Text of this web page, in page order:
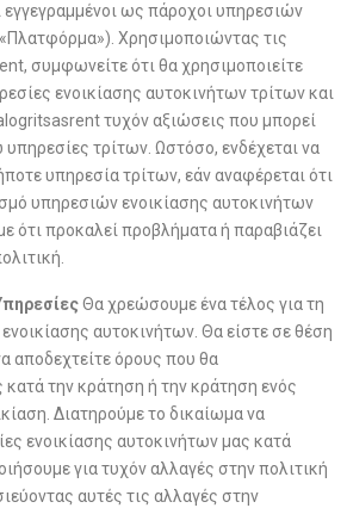
εγγεγραμμένοι ως πάροχοι υπηρεσιών
Χρησιμοποιώντας τις
συμφωνείτε ότι θα χρησιμοποιείτε
ενοικίασης αυτοκινήτων τρίτων και
τυχόν αξιώσεις που μπορεί
υπηρεσίες τρίτων. Ωστόσο, ενδέχεται να
υπηρεσία τρίτων, εάν αναφέρεται ότι
υπηρεσιών ενοικίασης αυτοκινήτων
ότι προκαλεί προβλήματα ή παραβιάζει
Θα χρεώσουμε ένα τέλος για τη
αυτοκινήτων. Θα είστε σε θέση
αποδεχτείτε όρους που θα
την κράτηση ή την κράτηση ενός
Διατηρούμε το δικαίωμα να
ενοικίασης αυτοκινήτων μας κατά
για τυχόν αλλαγές στην πολιτική
αυτές τις αλλαγές στην